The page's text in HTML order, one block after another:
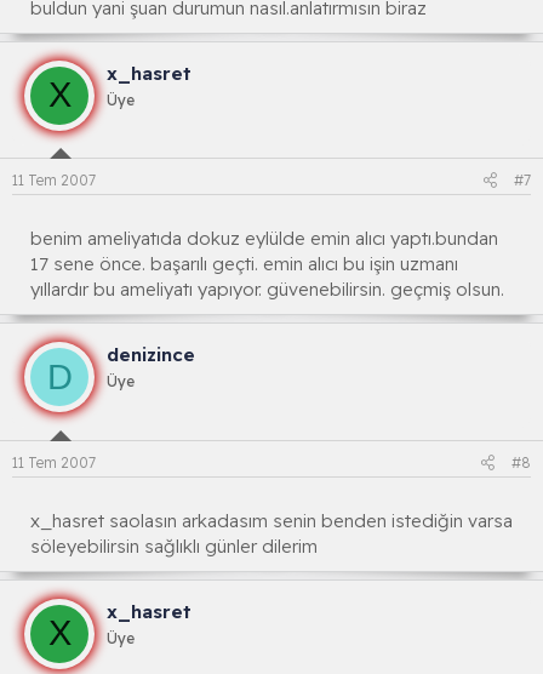
buldun yani şuan durumun nasıl.anlatırmısın biraz
X
x_hasret
Üye
11 Tem 2007 #7
benim ameliyatıda dokuz eylülde emin alıcı yaptı.bundan
17 sene önce. başarılı geçti. emin alıcı bu işin uzmanı
yıllardır bu ameliyatı yapıyor. güvenebilirsin. geçmiş olsun.
D
denizince
Üye
11 Tem 2007 #8
x_hasret saolasın arkadasım senin benden istediğin varsa
söleyebilirsin sağlıklı günler dilerim
X
x_hasret
Üye